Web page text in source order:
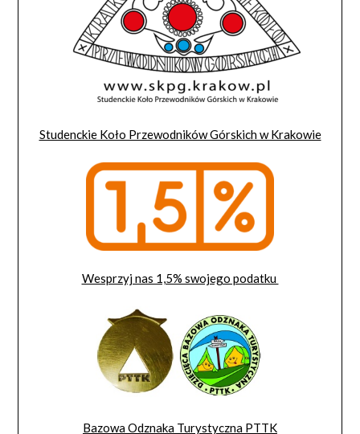
Studenckie Koło Przewodników Górskich w Krakowie
Wesprzyj nas 1,5% swojego podatku
Bazowa Odznaka Turystyczna PTTK